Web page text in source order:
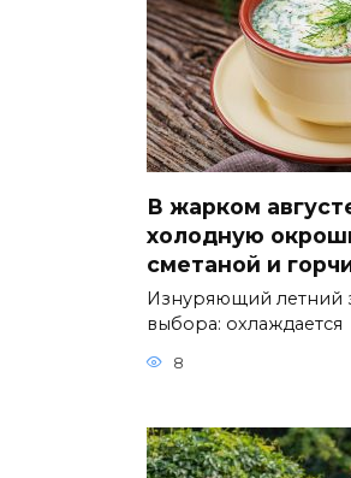
В жарком
холодную
сметаной и
Изнуряющий летний
выбора: охлаждается
8